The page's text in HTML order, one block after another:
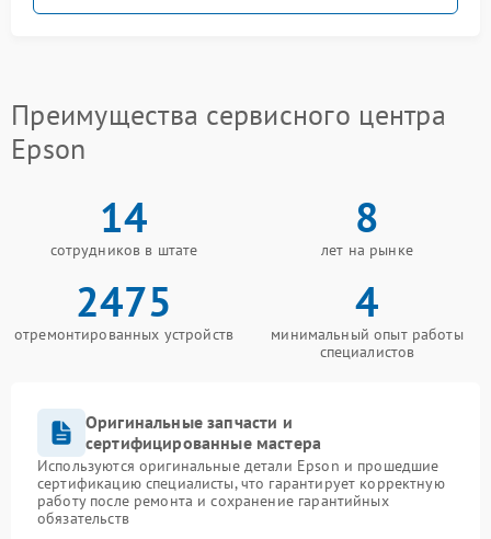
Преимущества сервисного центра
Epson
14
сотрудников в штате
8
лет на рынке
2475
отремонтированных устройств
4
минимальный опыт работы
специалистов
Оригинальные запчасти и
сертифицированные мастера
Используются оригинальные детали Epson и прошедшие
сертификацию специалисты, что гарантирует корректную
работу после ремонта и сохранение гарантийных
обязательств